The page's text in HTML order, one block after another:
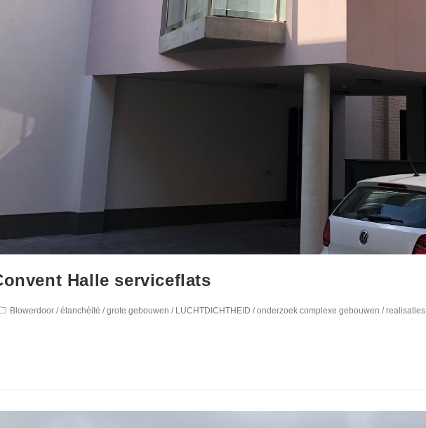
Halle serviceflats
Blowerdoor / étanchéité / grote gebouwen / LUCHTDICHTHEID / onderzoek complexe gebouwen / realisaties